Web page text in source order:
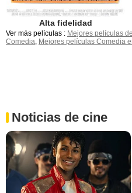
Alta fidelidad
Ver más películas : Mejores películas
Comedia Mejores películas Comedia
Noticias de cine